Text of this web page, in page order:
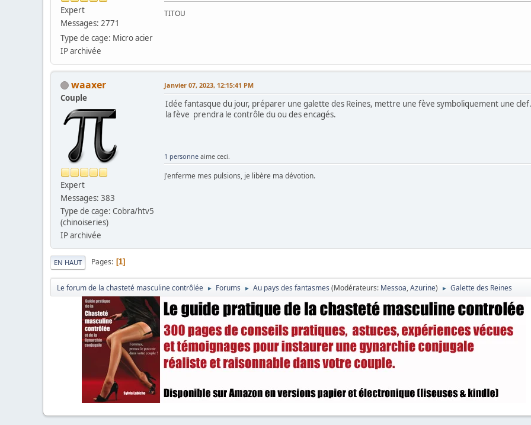
Expert
Messages: 2771
Type de cage: Micro acier
IP archivée
TITOU
waaxer
Couple
Expert
Messages: 383
Type de cage: Cobra/htv5
(chinoiseries)
IP archivée
Janvier 07, 2023, 12:15:41 PM
Idée fantasque du jour, préparer une galette des Reines, mettre une fève symboliquement une
la fève prendra le contrôle du ou des encagés.
1 personne aime ceci.
J'enferme mes pulsions, je libère ma dévotion.
EN HAUT Pages 1
Le forum de la chasteté masculine contrôlée ► Forums ► Au pays des fantasmes (Modérateurs: Messoa,Azurine) ► Galette des Reines